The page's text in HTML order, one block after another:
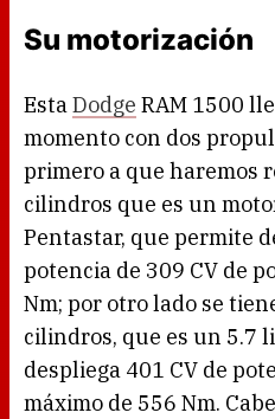
Su motorización
EstaDodge RAM 1500
momento con dos
primero a que haremos
cilindros que es un
Pentastar, que permite
potencia de 309 CV de
Nm; por otro lado se
cilindros, que es un 5.7
despliega 401 CV de
máximo de 556 Nm.